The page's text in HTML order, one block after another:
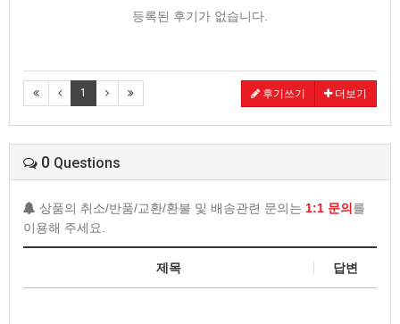
등록된 후기가 없습니다.
1 후기쓰기 더보기
0 Questions
상품의 취소/반품/교환/환불 및 배송관련 문의는 1:1 문의 를
이용해 주세요.
제목 답변